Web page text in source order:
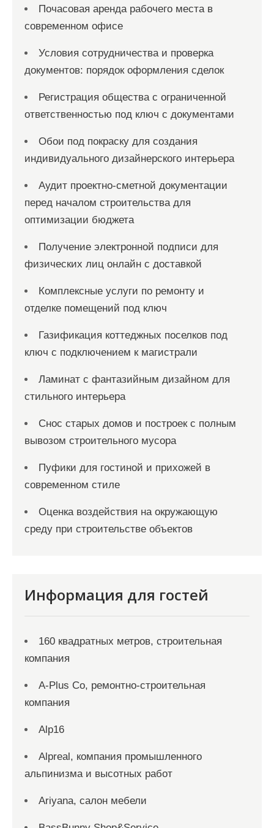
Почасовая аренда рабочего места в
современном офисе
Условия сотрудничества и проверка
документов: порядок оформления сделок
Регистрация общества с ограниченной
ответственностью под ключ с документами
Обои под покраску для создания
индивидуального дизайнерского интерьера
Аудит проектно-сметной документации
перед началом строительства для
оптимизации бюджета
Получение электронной подписи для
физических лиц онлайн с доставкой
Комплексные услуги по ремонту и
отделке помещений под ключ
Газификация коттеджных поселков под
ключ с подключением к магистрали
Ламинат с фантазийным дизайном для
стильного интерьера
Снос старых домов и построек с полным
вывозом строительного мусора
Пуфики для гостиной и прихожей в
современном стиле
Оценка воздействия на окружающую
среду при строительстве объектов
Информация для гостей
160 квадратных метров, строительная
компания
A-Plus Co, ремонтно-строительная
компания
Alp16
Alpreal, компания промышленного
альпинизма и высотных работ
Ariyana, салон мебели